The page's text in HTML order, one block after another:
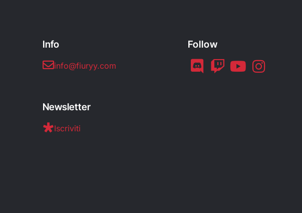
Info
info@fiuryy.com
Newsletter
Iscriviti
Follow